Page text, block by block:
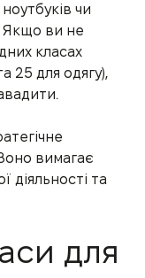
чи
Якщо ви не
класах
25 для одягу),
вимагає
діяльності та
для